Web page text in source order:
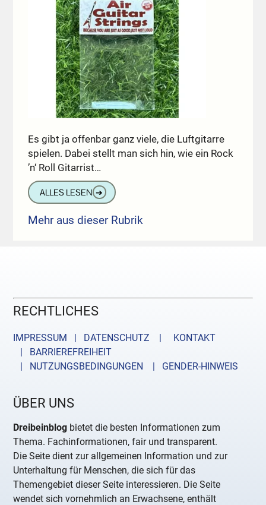
Es gibt ja offenbar ganz viele, die Luftgitarre
spielen. Dabei stellt man sich hin, wie ein Rock
’n‘ Roll Gitarrist…
ALLES LESEN ➔
Mehr aus dieser Rubrik
RECHTLICHES
IMPRESSUM | DATENSCHUTZ |
KONTAKT
| BARRIEREFREIHEIT
| NUTZUNGSBEDINGUNGEN
| GENDER-HINWEIS
ÜBER UNS
Dreibeinblog bietet die besten Informationen zum
Thema. Fachinformationen, fair und transparent.
Die Seite dient zur allgemeinen Information und zur
Unterhaltung für Menschen, die sich für das
Themengebiet dieser Seite interessieren. Die Seite
wendet sich vornehmlich an Erwachsene, enthält